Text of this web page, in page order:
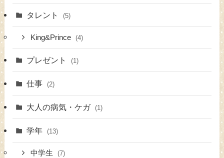
タレント (5)
King&Prince (4)
プレゼント (1)
仕事 (2)
大人の病気・ケガ (1)
学年 (13)
中学生 (7)